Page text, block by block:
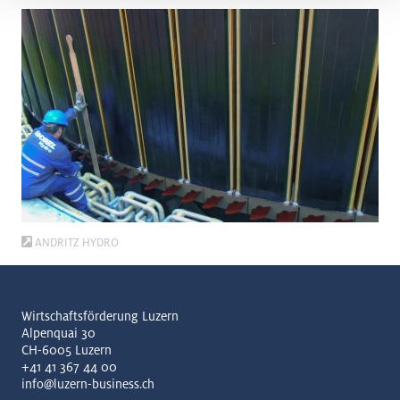
ANDRITZ HYDRO
Wirtschaftsförderung Luzern
Alpenquai 30
CH-6005 Luzern
+41 41 367 44 00
info@luzern-business.ch